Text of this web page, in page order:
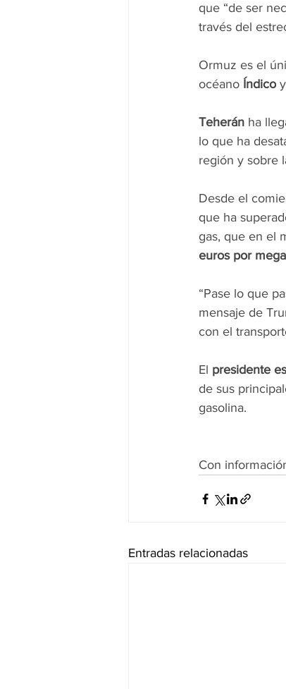
que “de ser
través del
Ormuz es el
océano Índico
Teherán ha
lo que ha
región y sobre
Desde el
que ha
gas, que en el
euros por
“Pase lo que
mensaje de
con el
El presidente
de sus
gasolina.
Con
Entradas relacionadas